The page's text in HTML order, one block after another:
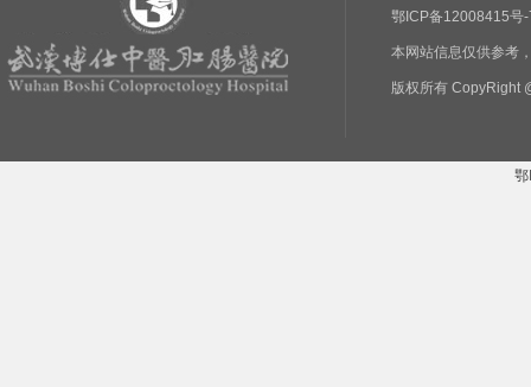
鄂ICP备12008415号
本网站信息仅供参考
版权所有 CopyRight